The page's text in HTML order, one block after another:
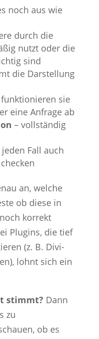
noch aus wie
durch die
nutzt oder die
sind
die Darstellung
sie
eine Anfrage ab
– vollständig
Fall auch
an, welche
ob diese in
korrekt
Plugins, die tief
(z. B. Divi-
lohnt sich ein
stimmt? Dann
zu
ob es